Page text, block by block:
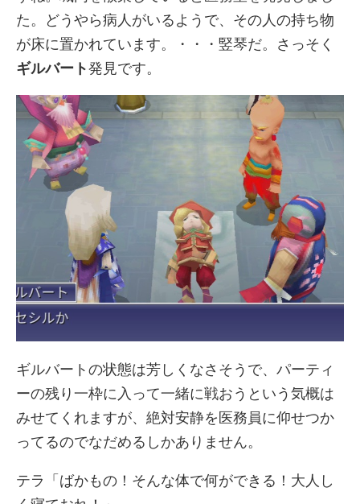
た。どうやら病人がいるようで、その人の持ち物
が床に置かれています。・・・竪琴だ。さっそく
ギルバート発見です。
ギルバートの状態は芳しくなさそうで、パーティ
ーの残り一枠に入って一緒に戦おうという気概は
みせてくれますが、絶対安静を医務員に仰せつか
ってるのでなだめるしかありません。
テラ「ばかもの！そんな体で何ができる！大人し